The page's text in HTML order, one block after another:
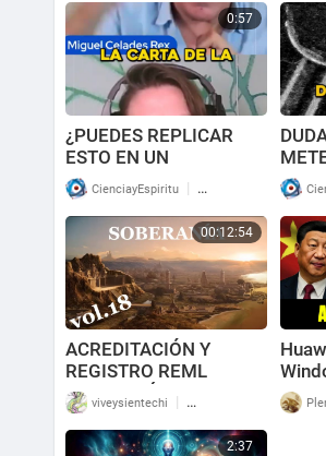
0:57
¿PUEDES REPLICAR
ESTO EN UN
LABORATORIO?
CienciayEspiritu | 72 Reproducciones
00:12:54
ACREDITACIÓN Y
REGISTRO REML
SOBERANÍA Y JUSTICIA
SOCIAL ley natural
gratis
viveysientechi | 41 Reproducciones
2:37